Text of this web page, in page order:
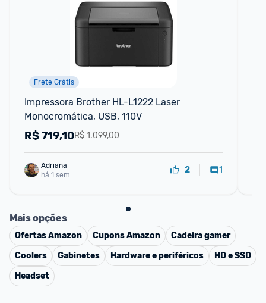
Frete Grátis
Impressora Brother HL-L1222 Laser
Monocromática, USB, 110V
R$ 1.099,00
R$719,10
Adriana
há 1 sem
2 1
Mais opções
OfertasAmazon CuponsAmazon
Cadeira gamer
Coolers
Gabinetes Hardware e periféricos
HD e SSD
Headset